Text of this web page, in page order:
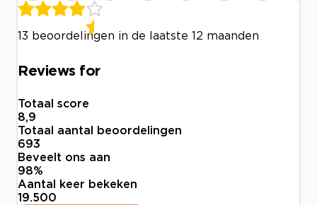
13 beoordelingen in de laatste 12 maanden
Reviews for
Totaal score
8,9
Totaal aantal beoordelingen
693
Beveelt ons aan
98%
Aantal keer bekeken
19.500